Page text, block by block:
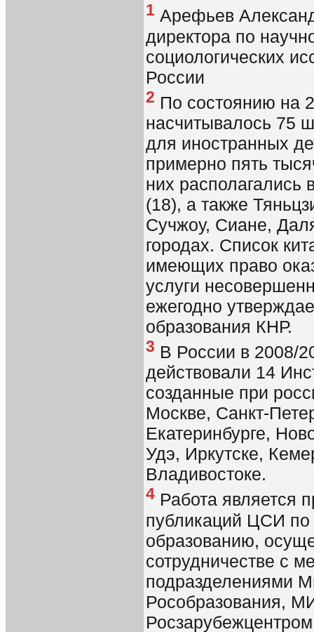
1 Арефьев
директора по
социологических
России
2 По состоянию на
насчитывалось 75
для иностранных
примерно пять
них располагались
(18), а также
Сучжоу, Сиане,
городах. Список
имеющих право
услуги
ежегодно
образования КНР.
3 В России в 2008/
действовали 14
созданные при
Москве, Санкт-
Екатеринбурге,
Удэ, Иркутске,
Владивостоке.
4 Работа является
публикаций ЦСИ
образованию,
сотрудничестве с
подразделениями
Рособразования,